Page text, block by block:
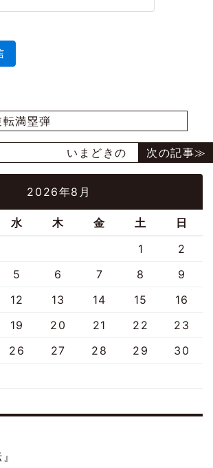
転満塁弾
いまどきの
2026年8月
水 木 金 土 日
1
2
5 6 7 8
9
12 13 14 15
16
19 20 21 22
23
26 27 28 29
30